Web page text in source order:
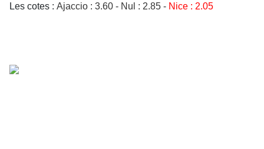
Les cotes : Ajaccio : 3.60 - Nul : 2.85 - Nice : 2.05